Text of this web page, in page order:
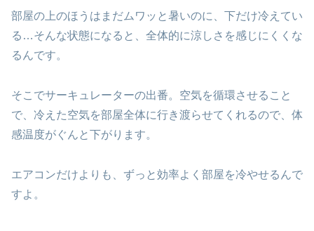
部屋の上のほうはまだムワッと暑いのに、下だけ冷えてい
る…そんな状態になると、全体的に涼しさを感じにくくな
るんです。
そこでサーキュレーターの出番。空気を循環させること
で、冷えた空気を部屋全体に行き渡らせてくれるので、体
感温度がぐんと下がります。
エアコンだけよりも、ずっと効率よく部屋を冷やせるんで
すよ。